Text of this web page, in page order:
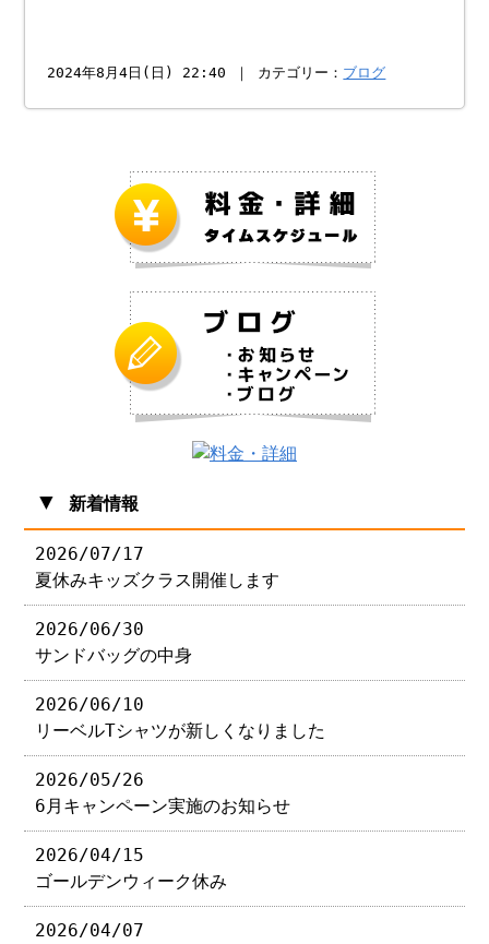
2024年8月4日(日) 22:40 ｜ カテゴリー： ブログ
▼ 新着情報
2026/07/17
夏休みキッズクラス開催します
2026/06/30
サンドバッグの中身
2026/06/10
リーベルTシャツが新しくなりました
2026/05/26
6月キャンペーン実施のお知らせ
2026/04/15
ゴールデンウィーク休み
2026/04/07